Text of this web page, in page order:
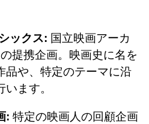
ックス: 国立映画アーカ
提携企画。映画史に名を
品や、特定のテーマに沿
ます。
: 特定の映画人の回顧企画